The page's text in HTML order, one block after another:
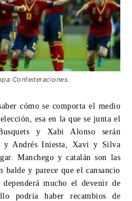
Confederaciones.
cómo se comporta el medio
esa en la que se junta el
y Xabi Alonso serán
y Andrés Iniesta, Xavi y Silva
Manchego y catalán son las
balde y parece que el cansancio
mucho el devenir de
podría haber recambios de